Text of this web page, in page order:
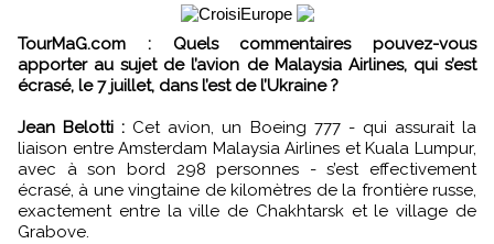
TourMaG.com : Quels commentaires pouvez-vous
apporter au sujet de l’avion de Malaysia Airlines, qui s’est
écrasé, le 7 juillet, dans l’est de l’Ukraine ?
Jean Belotti : Cet avion, un Boeing 777 - qui assurait la
liaison entre Amsterdam Malaysia Airlines et Kuala Lumpur,
avec à son bord 298 personnes - s’est effectivement
écrasé, à une vingtaine de kilomètres de la frontière russe,
exactement entre la ville de Chakhtarsk et le village de
Grabove.